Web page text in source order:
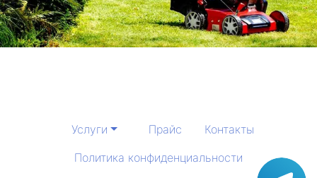
Услуги Прайс
Контакты
Политика конфиденциальности